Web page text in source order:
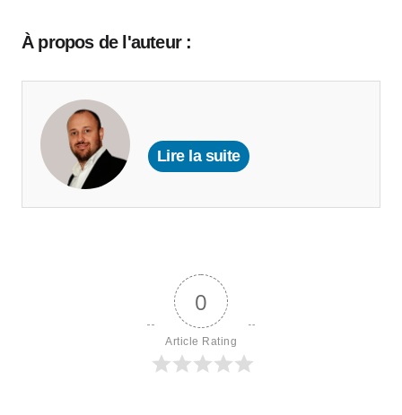
À propos de l'auteur :
Lire la suite
0
Article Rating